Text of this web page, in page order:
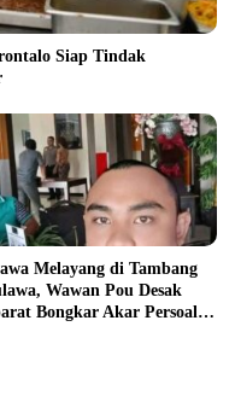
Siap Tindak
Melayang di Tambang
Wawan Pou Desak
Bongkar Akar Persoalan